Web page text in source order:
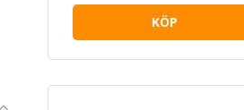
KÖP